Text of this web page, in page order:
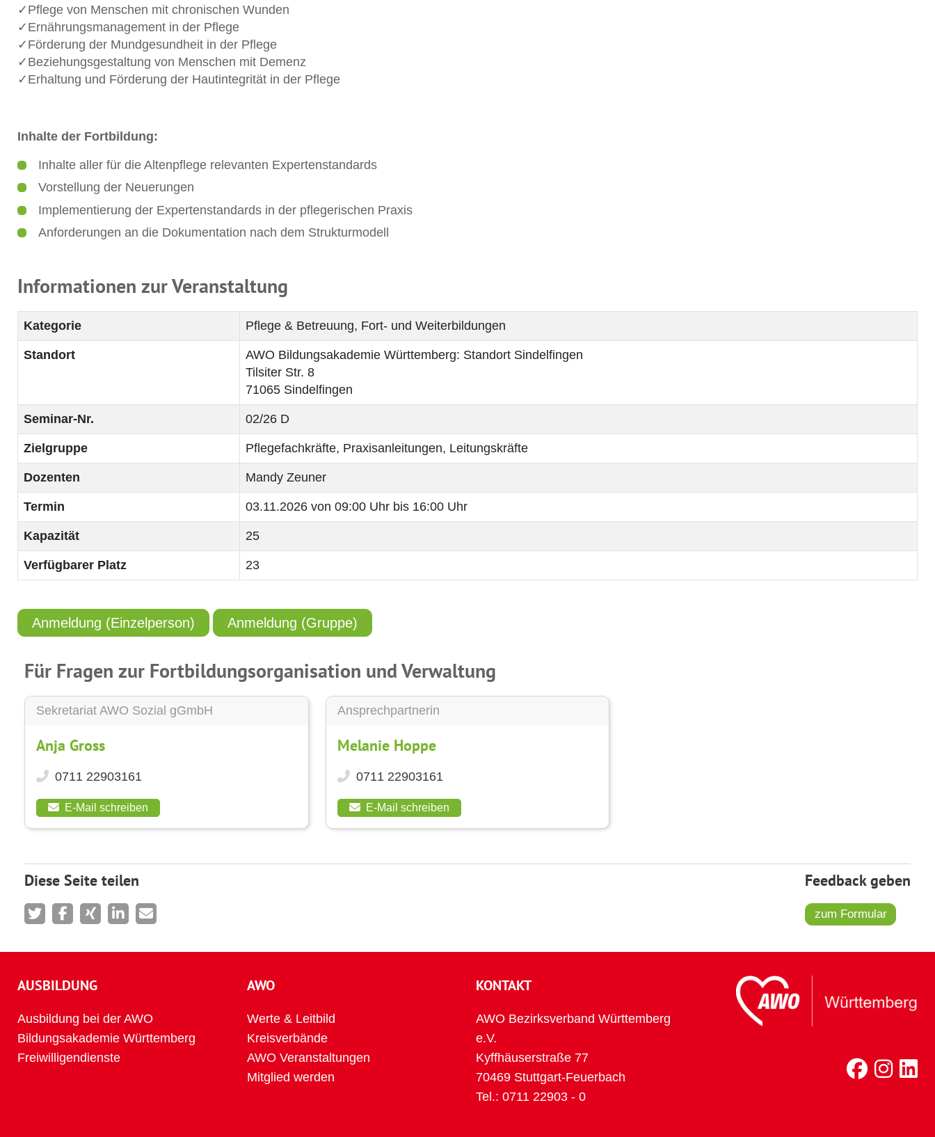
✓Pflege von Menschen mit chronischen Wunden
✓Ernährungsmanagement in der Pflege
✓Förderung der Mundgesundheit in der Pflege
✓Beziehungsgestaltung von Menschen mit Demenz
✓Erhaltung und Förderung der Hautintegrität in der Pflege
Inhalte der Fortbildung:
Inhalte aller für die Altenpflege relevanten Expertenstandards
Vorstellung der Neuerungen
Implementierung der Expertenstandards in der pflegerischen Praxis
Anforderungen an die Dokumentation nach dem Strukturmodell
Informationen zur Veranstaltung
Kategorie Pflege & Betreuung, Fort- und Weiterbildungen
Standort
AWO Bildungsakademie Württemberg: Standort Sindelfingen
Tilsiter Str. 8
71065 Sindelfingen
Seminar-Nr. 02/26 D
Zielgruppe Pflegefachkräfte, Praxisanleitungen, Leitungskräfte
Dozenten Mandy Zeuner
Termin 03.11.2026 von 09:00 Uhr bis 16:00 Uhr
Kapazität 25
Verfügbarer Platz 23
Anmeldung (Einzelperson) Anmeldung (Gruppe)
Für Fragen zur Fortbildungsorganisation und Verwaltung
Sekretariat AWO Sozial gGmbH
Anja Gross
0711 22903161
E-Mail schreiben
Ansprechpartnerin
Melanie Hoppe
0711 22903161
E-Mail schreiben
Diese Seite teilen Feedback geben
zum Formular
AUSBILDUNG
Ausbildung bei der AWO
Bildungsakademie Württemberg
Freiwilligendienste
AWO
Werte & Leitbild
Kreisverbände
AWO Veranstaltungen
Mitglied werden
KONTAKT
AWO Bezirksverband Württemberg
e.V.
Kyffhäuserstraße 77
70469 Stuttgart-Feuerbach
Tel.: 0711 22903 - 0